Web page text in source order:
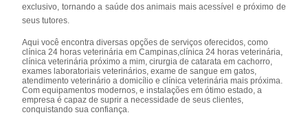
exclusivo, tornando a saúde dos animais mais acessível e próximo de
seus tutores.
Aqui você encontra diversas opções de serviços oferecidos, como
clínica 24 horas veterinária em Campinas,clínica 24 horas veterinária,
clínica veterinária próximo a mim, cirurgia de catarata em cachorro,
exames laboratoriais veterinários, exame de sangue em gatos,
atendimento veterinário a domicílio e clínica veterinária mais próxima.
Com equipamentos modernos, e instalações em ótimo estado, a
empresa é capaz de suprir a necessidade de seus clientes,
conquistando sua confiança.